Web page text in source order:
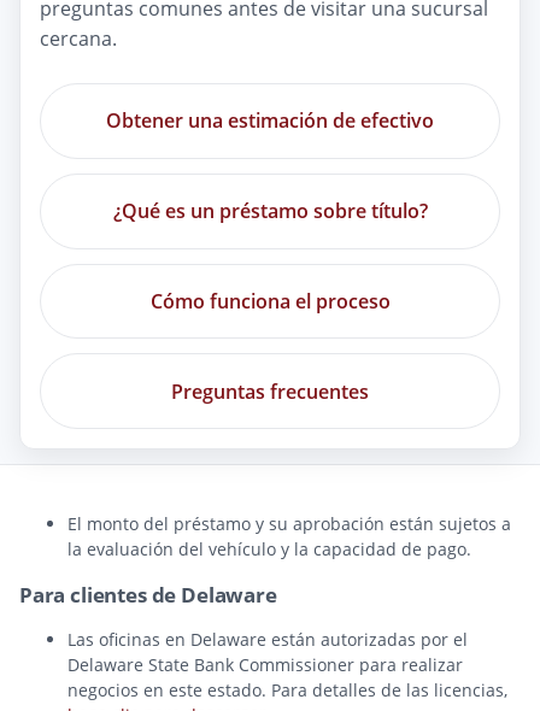
preguntas comunes antes de visitar una sucursal
cercana.
Obtener una estimación de efectivo
¿Qué es un préstamo sobre título?
Cómo funciona el proceso
Preguntas frecuentes
El monto del préstamo y su aprobación están sujetos a
la evaluación del vehículo y la capacidad de pago.
Para clientes de Delaware
Las oficinas en Delaware están autorizadas por el
Delaware State Bank Commissioner para realizar
negocios en este estado. Para detalles de las licencias,